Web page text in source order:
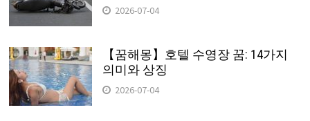
2026-07-04
【꿈해몽】호텔 수영장 꿈: 14가지
의미와 상징
2026-07-04